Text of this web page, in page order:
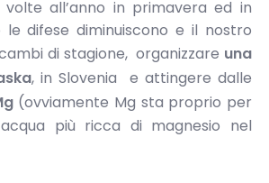
all’anno in primavera ed in
le difese diminuiscono e il nostro
di stagione, organizzare una
, in Slovenia e attingere dalle
(ovviamente Mg sta proprio per
più ricca di magnesio nel